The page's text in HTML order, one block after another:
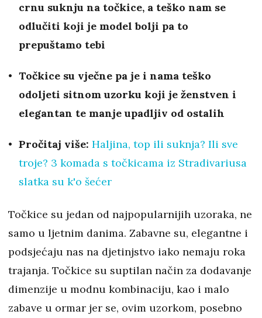
crnu suknju na točkice, a teško nam se
odlučiti koji je model bolji pa to
prepuštamo tebi
Točkice su vječne pa je i nama teško
odoljeti sitnom uzorku koji je ženstven i
elegantan te manje upadljiv od ostalih
Pročitaj više: Haljina, top ili suknja? Ili sve
troje? 3 komada s točkicama iz Stradivariusa
slatka su k'o šećer
Točkice su jedan od najpopularnijih uzoraka, ne
samo u ljetnim danima. Zabavne su, elegantne i
podsjećaju nas na djetinjstvo iako nemaju roka
trajanja. Točkice su suptilan način za dodavanje
dimenzije u modnu kombinaciju, kao i malo
zabave u ormar jer se, ovim uzorkom, posebno